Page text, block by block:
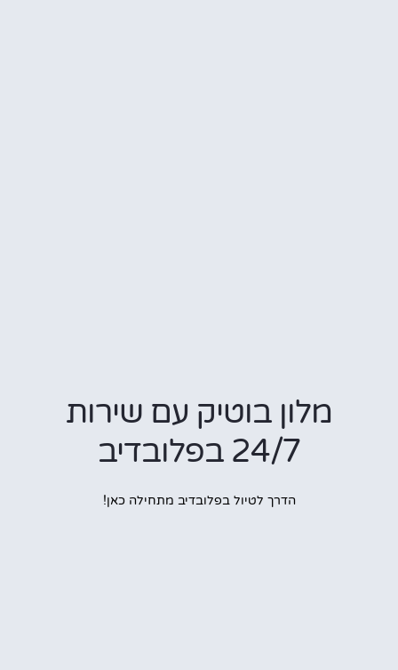
מלון בוטיק עם שירות
24/7 בפלובדיב
הדרך לטיול בפלובדיב מתחילה כאן!